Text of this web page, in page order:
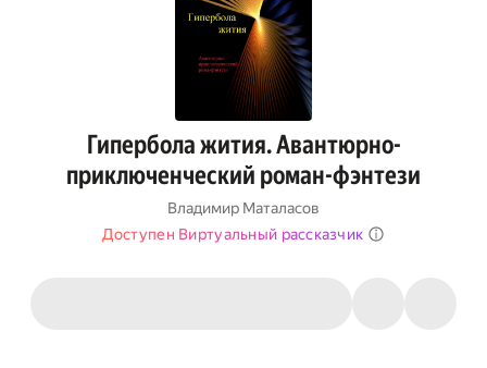
Гипербола жития. Авантюрно-
приключенческий роман-фэнтези
Владимир Маталасов
Доступен Виртуальный рассказчик